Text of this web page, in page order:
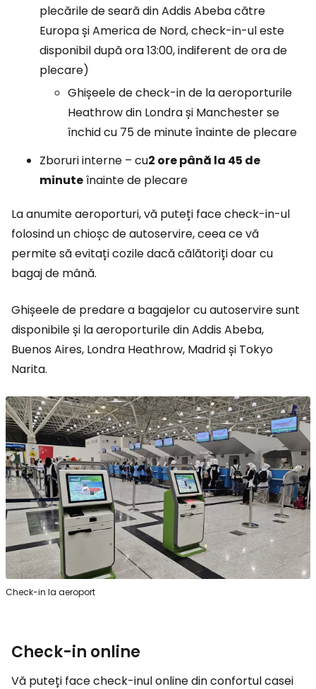
plecările de seară din Addis Abeba către
Europa și America de Nord, check-in-ul este
disponibil după ora 13:00, indiferent de ora de
plecare)
Ghișeele de check-in de la aeroporturile
Heathrow din Londra și Manchester se
închid cu 75 de minute înainte de plecare
Zboruri interne – cu2 ore până la 45 de
minuteînainte de plecare
La anumite aeroporturi, vă puteți face check-in-ul
folosind un chioșc de autoservire, ceea ce vă
permite să evitați cozile dacă călătoriți doar cu
bagaj de mână.
Ghișeele de predare a bagajelor cu autoservire sunt
disponibile și la aeroporturile din Addis Abeba,
Buenos Aires, Londra Heathrow, Madrid și Tokyo
Narita.
Check-in la aeroport
Check-in online
Vă puteți face check-inul online din confortul casei